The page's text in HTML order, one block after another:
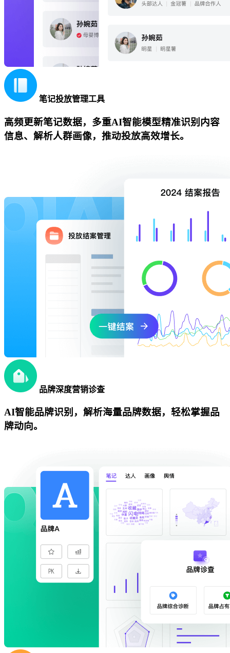
笔记投放管理工具
高频更新笔记数据，多重AI智能模型精准识别内容
信息、解析人群画像，推动投放高效增长。
品牌深度营销诊查
AI智能品牌识别，解析海量品牌数据，轻松掌握品
牌动向。